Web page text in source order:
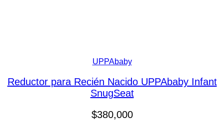
UPPAbaby
Reductor para Recién Nacido UPPAbaby Infant
SnugSeat
$380,000